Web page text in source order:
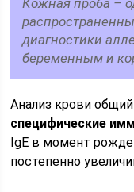
Кожная проба –
диагностики
беременным и
Анализ крови
специфические
IgE в момент
постепенно